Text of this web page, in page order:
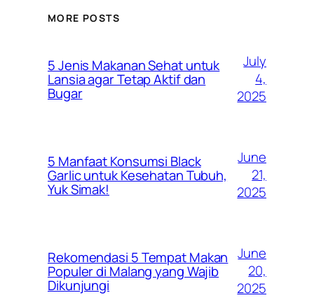
MORE POSTS
5 Jenis Makanan Sehat untuk
Lansia agar Tetap Aktif dan
Bugar
July
4,
2025
5 Manfaat Konsumsi Black
Garlic untuk Kesehatan Tubuh,
Yuk Simak!
June
21,
2025
Rekomendasi 5 Tempat Makan
Populer di Malang yang Wajib
Dikunjungi
June
20,
2025